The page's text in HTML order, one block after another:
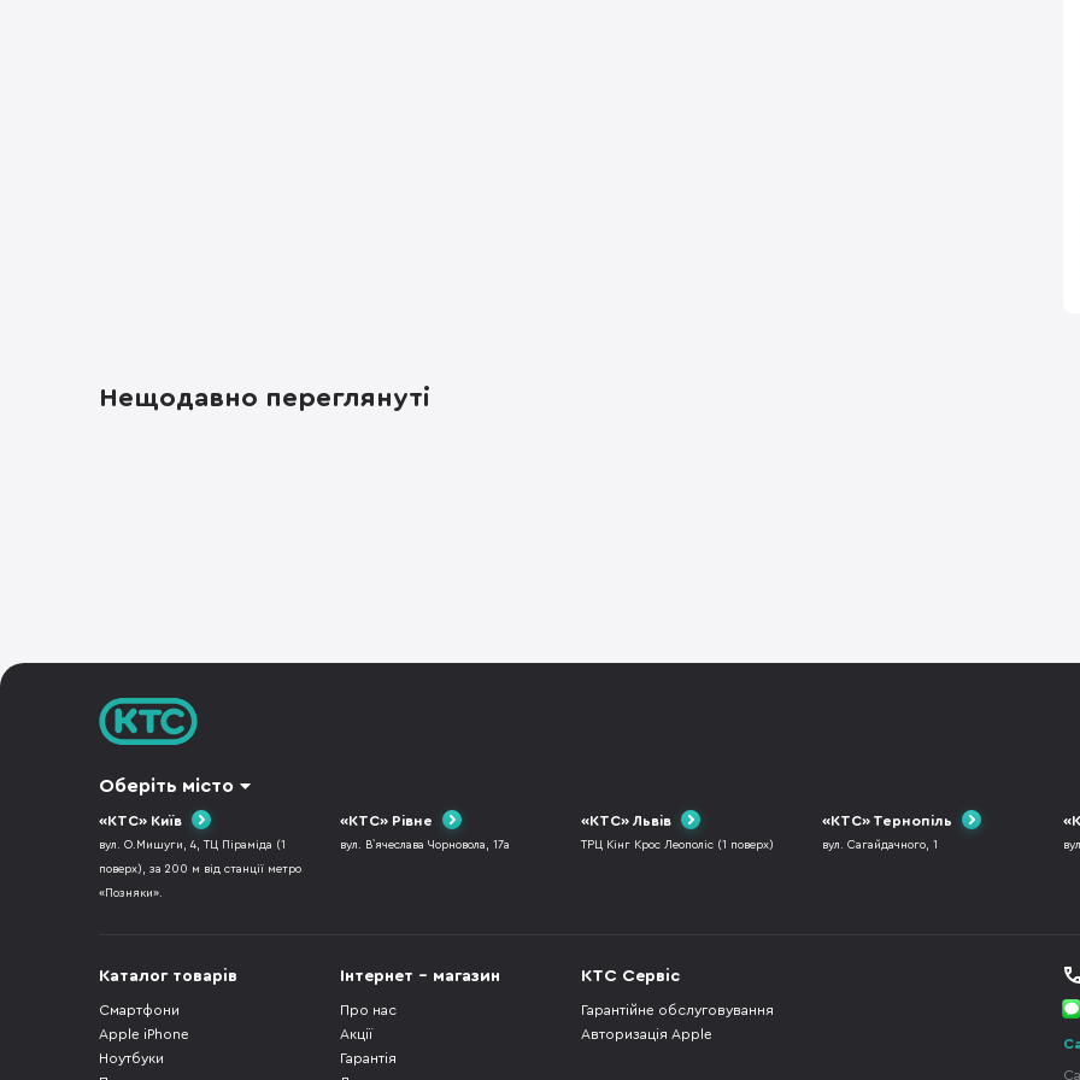
Нещодавно переглянуті
Оберіть місто
«КТС» Київ
вул. О.Мишуги, 4, ТЦ Піраміда (1
поверх), за 200 м від станції метро
«Позняки».
«КТС» Рівне
вул. В`ячеслава Чорновола, 17а
«КТС» Львів
ТРЦ Кінг Крос Леополіс (1 поверх)
«КТС» Тернопіль
вул. Сагайдачного, 1
Каталог товарів
Смартфони
Apple iPhone
Ноутбуки
Інтернет - магазин
Про нас
Акції
Гарантія
КТС Сервіс
Гарантійне обслуговування
Авторизація Apple